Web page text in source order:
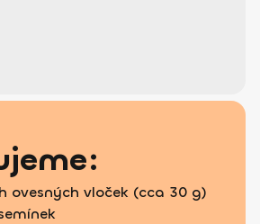
ovesných vloček (cca 30 g)